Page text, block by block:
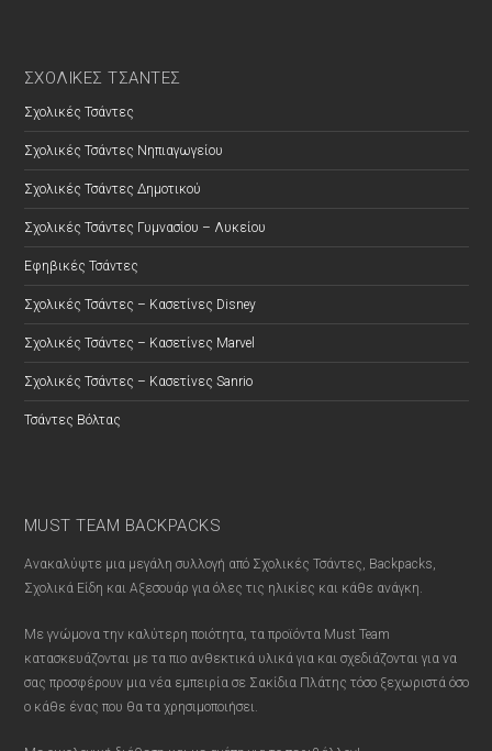
ΣΧΟΛΙΚΕΣ ΤΣΑΝΤΕΣ
Σχολικές Τσάντες
Σχολικές Τσάντες Νηπιαγωγείου
Σχολικές Τσάντες Δημοτικού
Σχολικές Τσάντες Γυμνασίου – Λυκείου
Εφηβικές Τσάντες
Σχολικές Τσάντες – Κασετίνες Disney
Σχολικές Τσάντες – Κασετίνες Marvel
Σχολικές Τσάντες – Κασετίνες Sanrio
Τσάντες Βόλτας
MUST TEAM BACKPACKS
Ανακαλύψτε μια μεγάλη συλλογή από Σχολικές Τσάντες, Backpacks,
Σχολικά Είδη και Αξεσουάρ για όλες τις ηλικίες και κάθε ανάγκη.
Με γνώμονα την καλύτερη ποιότητα, τα προϊόντα Must Team
κατασκευάζονται με τα πιο ανθεκτικά υλικά για και σχεδιάζονται για να
σας προσφέρουν μια νέα εμπειρία σε Σακίδια Πλάτης τόσο ξεχωριστά όσο
ο κάθε ένας που θα τα χρησιμοποιήσει.